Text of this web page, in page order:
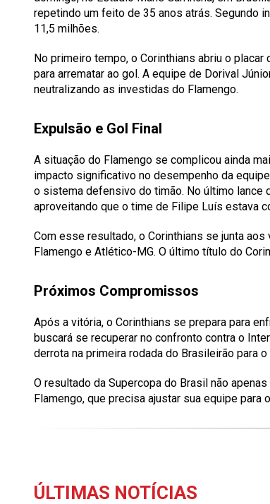
repetindo um feito de 35 anos atrás. Segundo
11,5 milhões.
No primeiro tempo, o Corinthians abriu o placar
para arrematar ao gol. A equipe de Dorival
neutralizando as investidas do Flamengo.
Expulsão e Gol Final
A situação do Flamengo se complicou ainda
impacto significativo no desempenho da
o sistema defensivo do timão. No último lance
aproveitando que o time de Filipe Luís estava
Com esse resultado, o Corinthians se junta
Flamengo e Atlético-MG. O último título do
Próximos Compromissos
Após a vitória, o Corinthians se prepara para
buscará se recuperar no confronto contra o
derrota na primeira rodada do Brasileirão para o
O resultado da Supercopa do Brasil não
Flamengo, que precisa ajustar sua equipe para
ÚLTIMAS NOTÍCIAS